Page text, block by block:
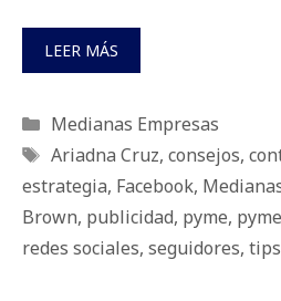
LEER MÁS
Categorías
Medianas Empresas
Etiquetas
Ariadna Cruz, consejos,
estrategia, Facebook,
Brown, publicidad, pyme,
redes sociales, seguidores, tips